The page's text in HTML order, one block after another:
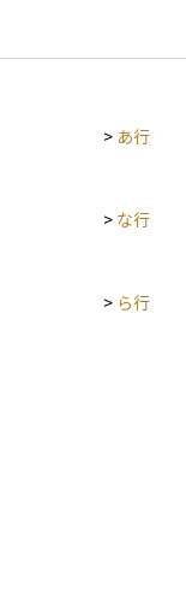
ト・マイクロ・デ
テク分野の動向
の一つとなって
> あ行
> な行
> ら行